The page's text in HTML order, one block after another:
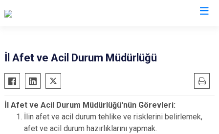
İl Afet ve Acil Durum Müdürlüğü
İl Afet ve Acil Durum Müdürlüğü'nün Görevleri:
İlin afet ve acil durum tehlike ve risklerini belirlemek,
afet ve acil durum hazırlıklarını yapmak.